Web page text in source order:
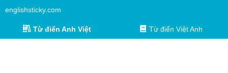
englishsticky.com
Từ điển Anh Việt Từ điển Việt Anh